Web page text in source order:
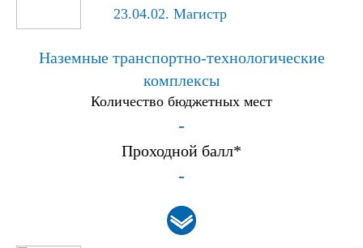
23.04.02. Магистр
Наземные транспортно-технологические
комплексы
Количество бюджетных мест
-
Проходной балл*
-